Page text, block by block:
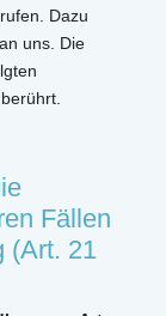
Dazu
uns. Die
Fällen
(Art. 21